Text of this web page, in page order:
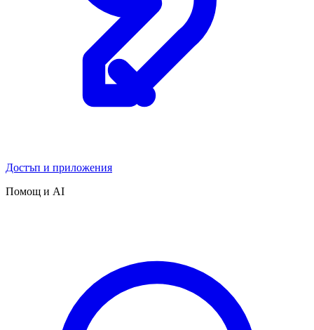
Достъп и приложения
Помощ и AI